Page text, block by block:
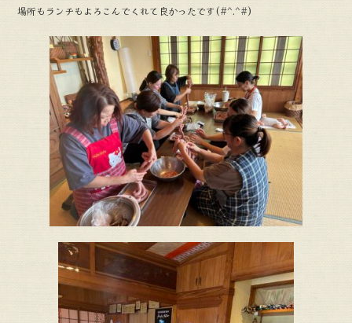
場所もランチもよろこんでくれて良かったです(#^.^#)